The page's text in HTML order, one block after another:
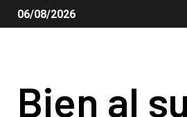
06/08/2026
Bien al